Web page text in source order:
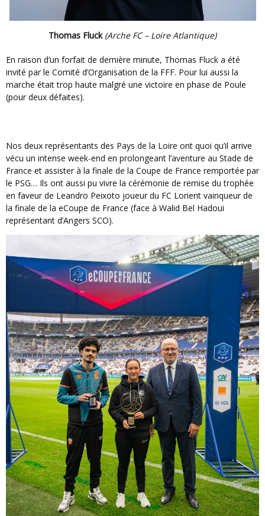
Thomas Fluck (Arche FC – Loire Atlantique)
En raison d’un forfait de dernière minute, Thomas Fluck a été
invité par le Comité d’Organisation de la FFF. Pour lui aussi la
marche était trop haute malgré une victoire en phase de Poule
(pour deux défaites).
Nos deux représentants des Pays de la Loire ont quoi qu’il arrive
vécu un intense week-end en prolongeant l’aventure au Stade de
France et assister à la finale de la Coupe de France remportée par
le PSG… Ils ont aussi pu vivre la cérémonie de remise du trophée
en faveur de Leandro Peixoto joueur du FC Lorient vainqueur de
la finale de la eCoupe de France (face à Walid Bel Hadoui
représentant d’Angers SCO).